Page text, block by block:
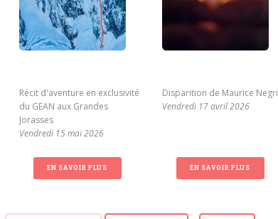
Récit d'aventure en exclusivité
du GEAN aux Grandes
Jorasses
Vendredi 15 mai 2026
EN SAVOIR PLUS
Disparition de Maurice Negri
Vendredi 17 avril 2026
EN SAVOIR PLUS